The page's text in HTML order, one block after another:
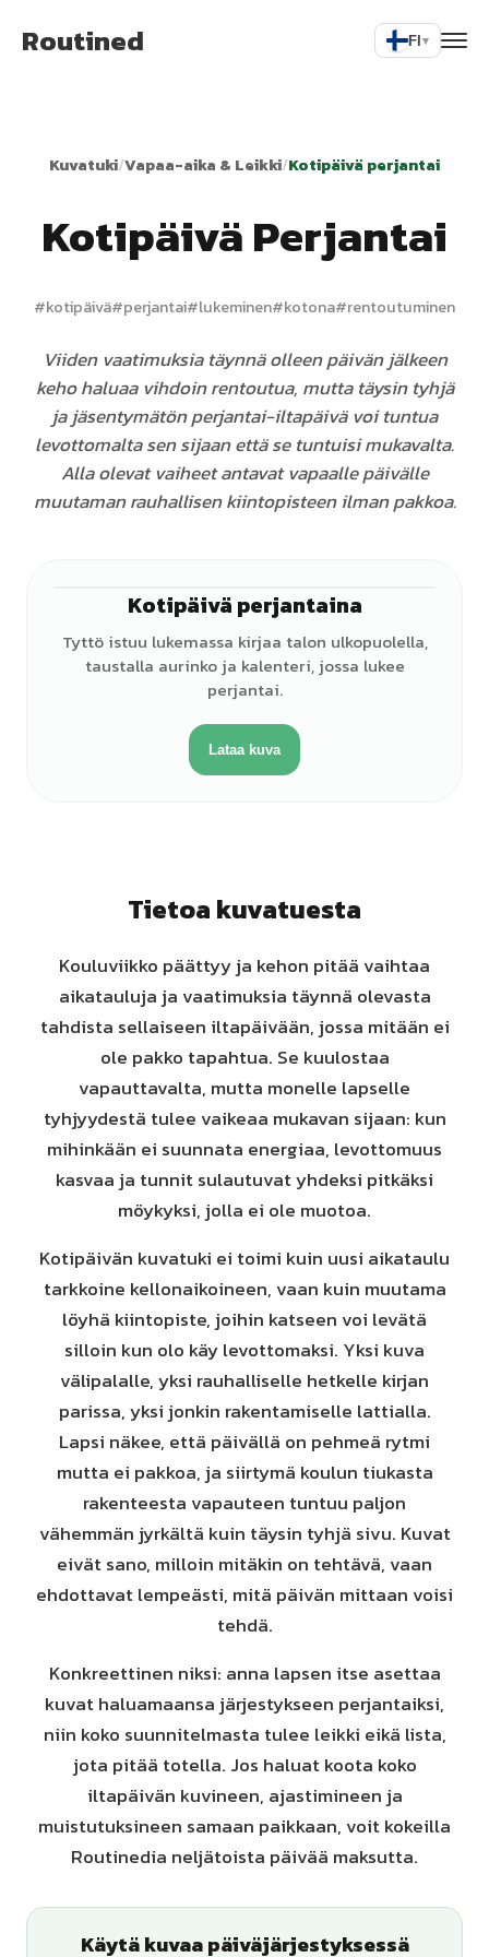
Routined FI▾
Kuvatuki/Vapaa-aika & Leikki/Kotipäivä perjantai
Kotipäivä Perjantai
#kotipäivä#perjantai#lukeminen#kotona#rentoutuminen
Viiden vaatimuksia täynnä olleen päivän jälkeen
keho haluaa vihdoin rentoutua, mutta täysin tyhjä
ja jäsentymätön perjantai-iltapäivä voi tuntua
levottomalta sen sijaan että se tuntuisi mukavalta.
Alla olevat vaiheet antavat vapaalle päivälle
muutaman rauhallisen kiintopisteen ilman pakkoa.
Kotipäivä perjantaina
Tyttö istuu lukemassa kirjaa talon ulkopuolella,
taustalla aurinko ja kalenteri, jossa lukee
perjantai.
Lataa kuva
Tietoa kuvatuesta
Kouluviikko päättyy ja kehon pitää vaihtaa
aikatauluja ja vaatimuksia täynnä olevasta
tahdista sellaiseen iltapäivään, jossa mitään ei
ole pakko tapahtua. Se kuulostaa
vapauttavalta, mutta monelle lapselle
tyhjyydestä tulee vaikeaa mukavan sijaan: kun
mihinkään ei suunnata energiaa, levottomuus
kasvaa ja tunnit sulautuvat yhdeksi pitkäksi
möykyksi, jolla ei ole muotoa.
Kotipäivän kuvatuki ei toimi kuin uusi aikataulu
tarkkoine kellonaikoineen, vaan kuin muutama
löyhä kiintopiste, joihin katseen voi levätä
silloin kun olo käy levottomaksi. Yksi kuva
välipalalle, yksi rauhalliselle hetkelle kirjan
parissa, yksi jonkin rakentamiselle lattialla.
Lapsi näkee, että päivällä on pehmeä rytmi
mutta ei pakkoa, ja siirtymä koulun tiukasta
rakenteesta vapauteen tuntuu paljon
vähemmän jyrkältä kuin täysin tyhjä sivu. Kuvat
eivät sano, milloin mitäkin on tehtävä, vaan
ehdottavat lempeästi, mitä päivän mittaan voisi
tehdä.
Konkreettinen niksi: anna lapsen itse asettaa
kuvat haluamaansa järjestykseen perjantaiksi,
niin koko suunnitelmasta tulee leikki eikä lista,
jota pitää totella. Jos haluat koota koko
iltapäivän kuvineen, ajastimineen ja
muistutuksineen samaan paikkaan, voit kokeilla
Routinedia neljätoista päivää maksutta.
Käytä kuvaa päiväjärjestyksessä